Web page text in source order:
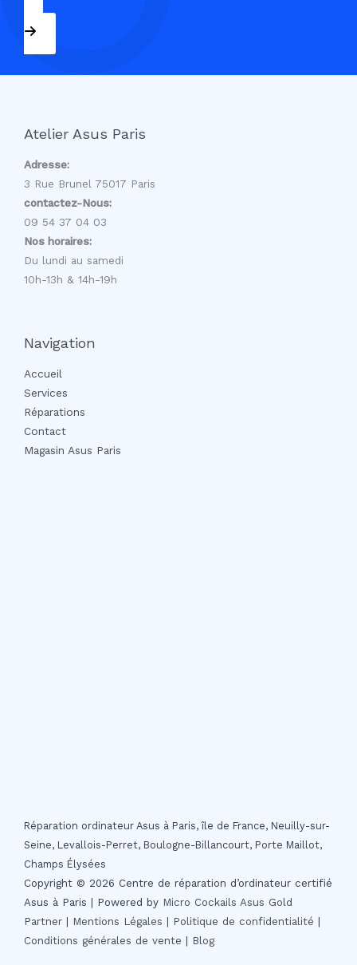
09 54 37 04 03
Atelier Asus Paris
Adresse:
3 Rue Brunel 75017 Paris
contactez-Nous:
09 54 37 04 03
Nos horaires:
Du lundi au samedi
10h-13h & 14h-19h
Navigation
Accueil
Services
Réparations
Contact
Magasin Asus Paris
Réparation ordinateur Asus à Paris, île de France, Neuilly-sur-
Seine, Levallois-Perret, Boulogne-Billancourt, Porte Maillot,
Champs Élysées
Copyright © 2026 Centre de réparation d’ordinateur certifié
Asus à Paris | Powered by Micro Cockails Asus Gold
Partner | Mentions Légales | Politique de confidentialité |
Conditions générales de vente | Blog